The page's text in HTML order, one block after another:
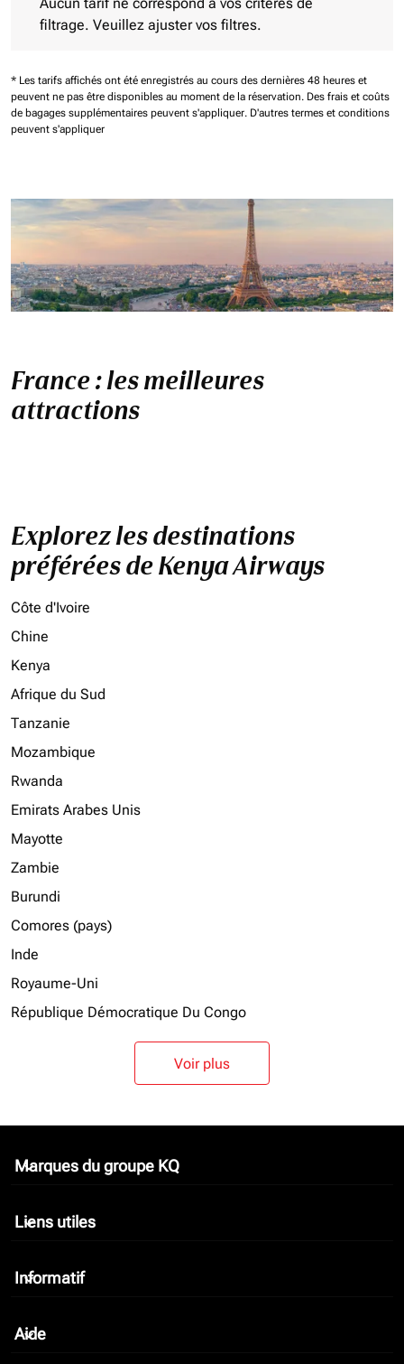
Aucun tarif ne correspond à vos critères de
filtrage. Veuillez ajuster vos filtres.
* Les tarifs affichés ont été enregistrés au cours des dernières 48 heures et
peuvent ne pas être disponibles au moment de la réservation. Des frais et coûts
de bagages supplémentaires peuvent s'appliquer. D'autres termes et conditions
peuvent s'appliquer
France : les meilleures
attractions
Explorez les destinations
préférées de Kenya Airways
Côte d'Ivoire
Chine
Kenya
Afrique du Sud
Tanzanie
Mozambique
Rwanda
Emirats Arabes Unis
Mayotte
Zambie
Burundi
Comores (pays)
Inde
Royaume-Uni
République Démocratique Du Congo
Voir plus
Marques du groupe KQ
keyboard_arrow_down
Liens utiles
keyboard_arrow_down
Informatif
keyboard_arrow_down
Aide
keyboard_arrow_down